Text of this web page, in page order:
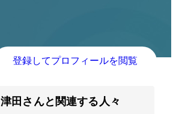
登録してプロフィールを閲覧
津田さんと関連する人々